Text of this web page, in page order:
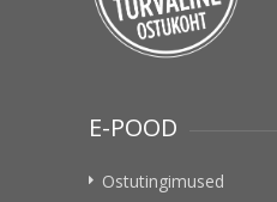
E-POOD
Ostutingimused